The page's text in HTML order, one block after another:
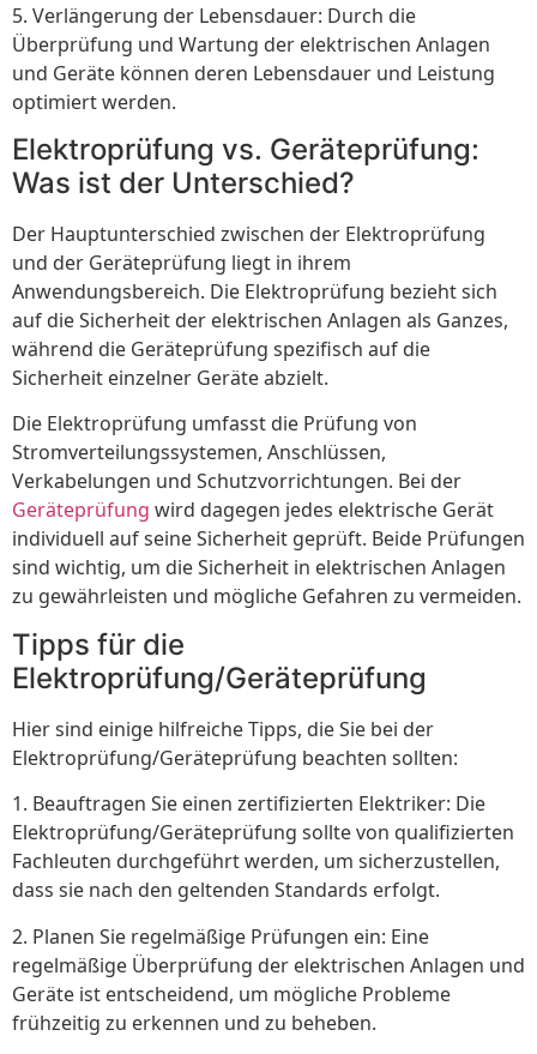
5. Verlängerung der Lebensdauer: Durch die
Überprüfung und Wartung der elektrischen Anlagen
und Geräte können deren Lebensdauer und Leistung
optimiert werden.
Elektroprüfung vs. Geräteprüfung:
Was ist der Unterschied?
Der Hauptunterschied zwischen der Elektroprüfung
und der Geräteprüfung liegt in ihrem
Anwendungsbereich. Die Elektroprüfung bezieht sich
auf die Sicherheit der elektrischen Anlagen als Ganzes,
während die Geräteprüfung spezifisch auf die
Sicherheit einzelner Geräte abzielt.
Die Elektroprüfung umfasst die Prüfung von
Stromverteilungssystemen, Anschlüssen,
Verkabelungen und Schutzvorrichtungen. Bei der
Geräteprüfung wird dagegen jedes elektrische Gerät
individuell auf seine Sicherheit geprüft. Beide Prüfungen
sind wichtig, um die Sicherheit in elektrischen Anlagen
zu gewährleisten und mögliche Gefahren zu vermeiden.
Tipps für die
Elektroprüfung/Geräteprüfung
Hier sind einige hilfreiche Tipps, die Sie bei der
Elektroprüfung/Geräteprüfung beachten sollten:
1. Beauftragen Sie einen zertifizierten Elektriker: Die
Elektroprüfung/Geräteprüfung sollte von qualifizierten
Fachleuten durchgeführt werden, um sicherzustellen,
dass sie nach den geltenden Standards erfolgt.
2. Planen Sie regelmäßige Prüfungen ein: Eine
regelmäßige Überprüfung der elektrischen Anlagen und
Geräte ist entscheidend, um mögliche Probleme
frühzeitig zu erkennen und zu beheben.